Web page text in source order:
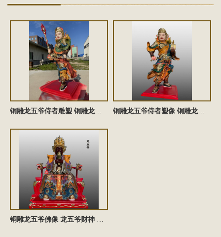
铜雕龙五爷佛像 龙五爷财神 广济龙王文殊菩萨铜雕佛像